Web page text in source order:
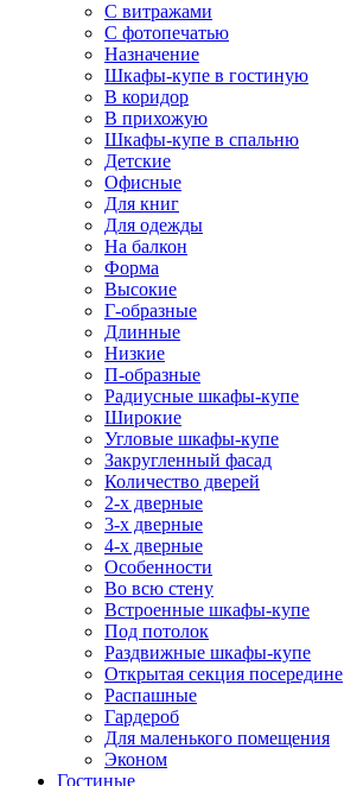
С витражами
С фотопечатью
Назначение
Шкафы-купе в гостиную
В коридор
В прихожую
Шкафы-купе в спальню
Детские
Офисные
Для книг
Для одежды
На балкон
Форма
Высокие
Г-образные
Длинные
Низкие
П-образные
Радиусные шкафы-купе
Широкие
Угловые шкафы-купе
Закругленный фасад
Количество дверей
2-х дверные
3-х дверные
4-х дверные
Особенности
Во всю стену
Встроенные шкафы-купе
Под потолок
Раздвижные шкафы-купе
Открытая секция посередине
Распашные
Гардероб
Для маленького помещения
Эконом
Гостиные